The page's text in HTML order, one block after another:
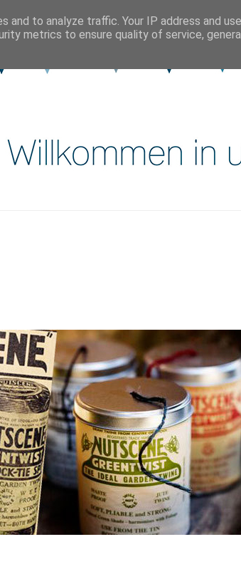
to analyze traffic. Your IP address and
metrics to ensure quality of service,